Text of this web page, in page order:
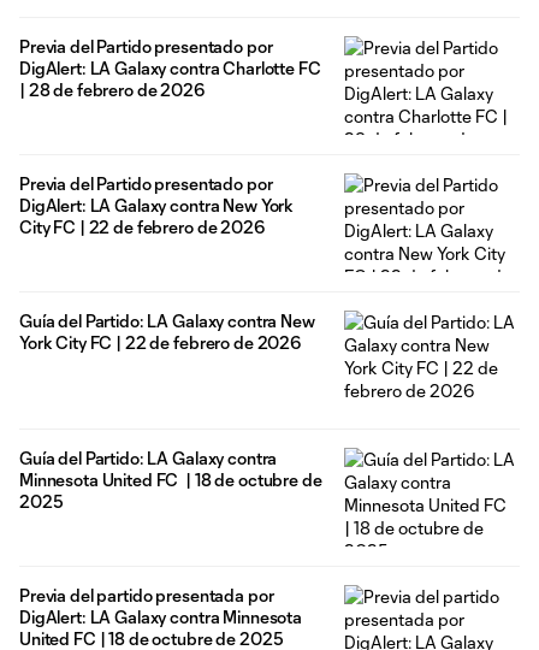
Previa del Partido presentado por
DigAlert: LA Galaxy contra Charlotte FC
| 28 de febrero de 2026
Previa del Partido presentado por
DigAlert: LA Galaxy contra New York
City FC | 22 de febrero de 2026
Guía del Partido: LA Galaxy contra New
York City FC | 22 de febrero de 2026
Guía del Partido: LA Galaxy contra
Minnesota United FC | 18 de octubre de
2025
Previa del partido presentada por
DigAlert: LA Galaxy contra Minnesota
United FC | 18 de octubre de 2025